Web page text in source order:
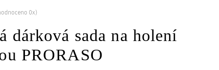
dárková sada na holení
PRORASO
0x)